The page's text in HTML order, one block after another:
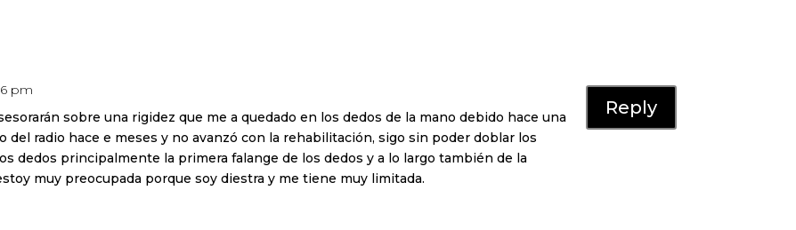
pm
sobre una rigidez que me a quedado en los dedos de la mano debido hace una
del radio hace e meses y no avanzó con la rehabilitación, sigo sin poder doblar los
dedos principalmente la primera falange de los dedos y a lo largo también de la
muy preocupada porque soy diestra y me tiene muy limitada.
Reply